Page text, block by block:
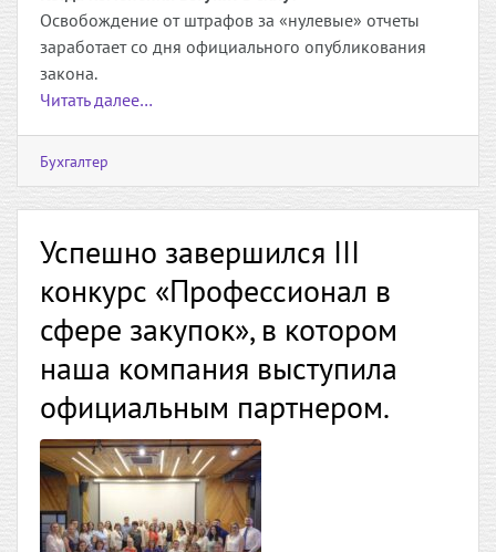
Освобождение от штрафов за «нулевые» отчеты
заработает со дня официального опубликования
закона.
Читать далее…
Бухгалтер
Успешно завершился III
конкурс «Профессионал в
сфере закупок», в котором
наша компания выступила
официальным партнером.